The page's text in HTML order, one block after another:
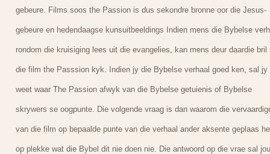
gebeure. Films soos the Passion is dus sekondre bronne oor die Jesus-
gebeure en hedendaagse kunsuitbeeldings Indien mens die Bybelse
rondom die kruisiging lees uit die evangelies, kan mens deur daardie bril
die film the Passsion kyk. Indien jy die Bybelse verhaal goed ken, sal jy
weet waar The Passion afwyk van die Bybelse getuienis of Bybelse
skrywers se oogpunte. Die volgende vraag is dan waarom die
van die film op bepaalde punte van die verhaal ander aksente geplaas
op plekke wat die Bybel dit nie doen nie. Die antwoord op die vrae sal